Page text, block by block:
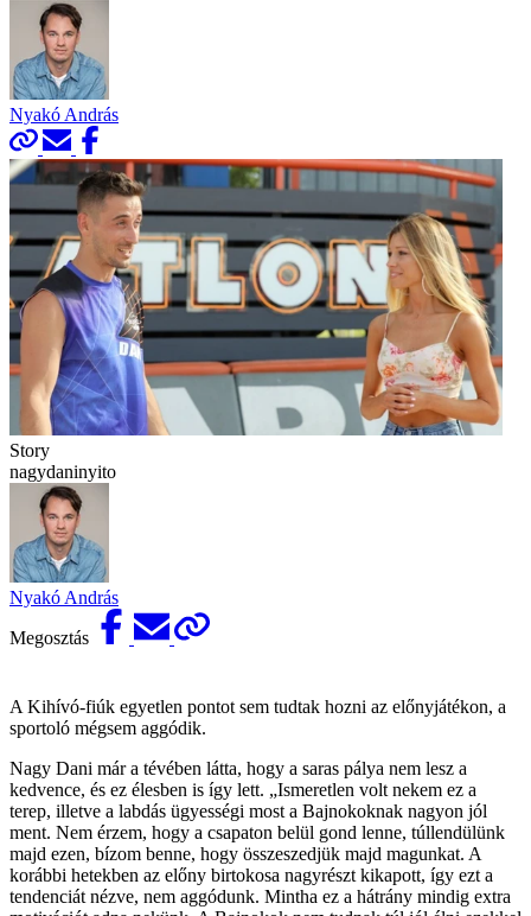
Nyakó András
Story
nagydaninyito
Nyakó András
Megosztás
A Kihívó-fiúk egyetlen pontot sem tudtak hozni az előnyjátékon, a
sportoló mégsem aggódik.
Nagy Dani már a tévében látta, hogy a saras pálya nem lesz a
kedvence, és ez élesben is így lett. „Ismeretlen volt nekem ez a
terep, illetve a labdás ügyességi most a Bajnokoknak nagyon jól
ment. Nem érzem, hogy a csapaton belül gond lenne, túllendülünk
majd ezen, bízom benne, hogy összeszedjük majd magunkat. A
korábbi hetekben az előny birtokosa nagyrészt kikapott, így ezt a
tendenciát nézve, nem aggódunk. Mintha ez a hátrány mindig extra